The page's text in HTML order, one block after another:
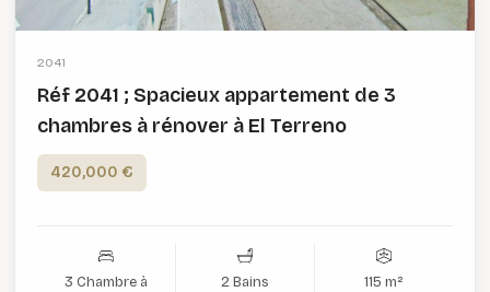
2041
Réf 2041 ; Spacieux appartement de 3
chambres à rénover à El Terreno
420,000 €
3 Chambre à
2 Bains 115 m²